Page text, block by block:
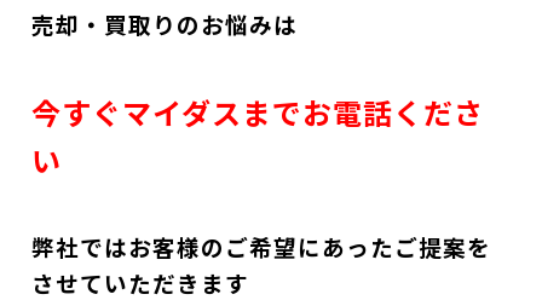
売却・買取りのお悩みは
今すぐマイダスまでお電話くださ
い
弊社ではお客様のご希望にあったご提案を
させていただきます